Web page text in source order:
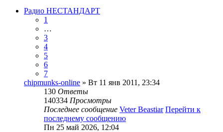
Радио НЕСТАНДАРТ
1
…
3
4
5
6
7
chipmunks-online » Вт 11 янв 2011, 23:34
130 Ответы
140334 Просмотры
Последнее сообщение Veter Beastiar Перейти к
последнему сообщению
Пн 25 май 2026, 12:04